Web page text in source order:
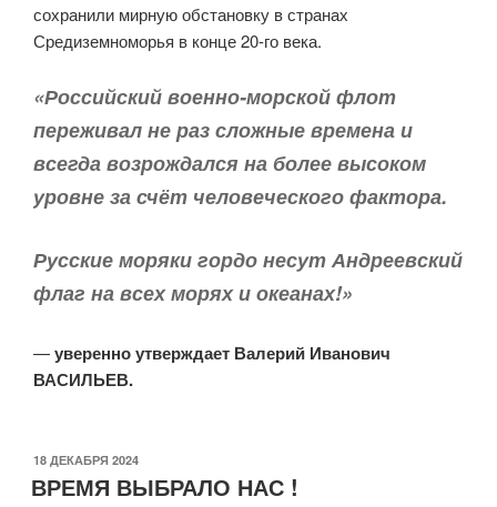
сохранили мирную обстановку в странах
Средиземноморья в конце 20-го века.
«Российский военно-морской флот
переживал не раз сложные времена и
всегда возрождался на более высоком
уровне за счёт человеческого фактора.
Русские моряки гордо несут Андреевский
флаг на всех морях и океанах!»
—уверенно утверждает Валерий Иванович
ВАСИЛЬЕВ.
ОПУБЛИКОВАНО
18 ДЕКАБРЯ 2024
ВРЕМЯ ВЫБРАЛО НАС !